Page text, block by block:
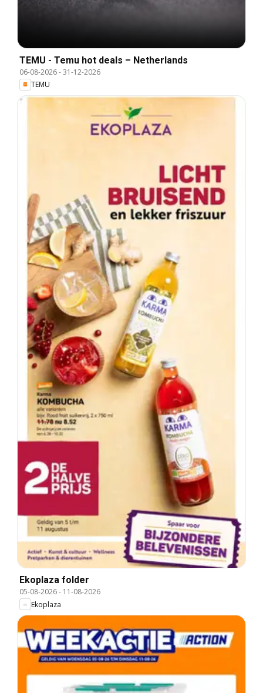
TEMU - Temu hot deals – Netherlands
06-08-2026-31-12-2026
TEMU
Ekoplaza folder
05-08-2026- 11-08-2026
Ekoplaza